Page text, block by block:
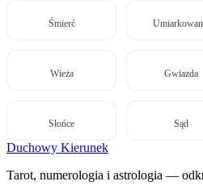
Śmierć
Wieża Gwiazda
Słońce Sąd
Duchowy Kierunek
Tarot, numerologia i astrologia —